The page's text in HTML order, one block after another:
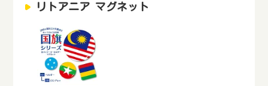
リトアニア マグネット